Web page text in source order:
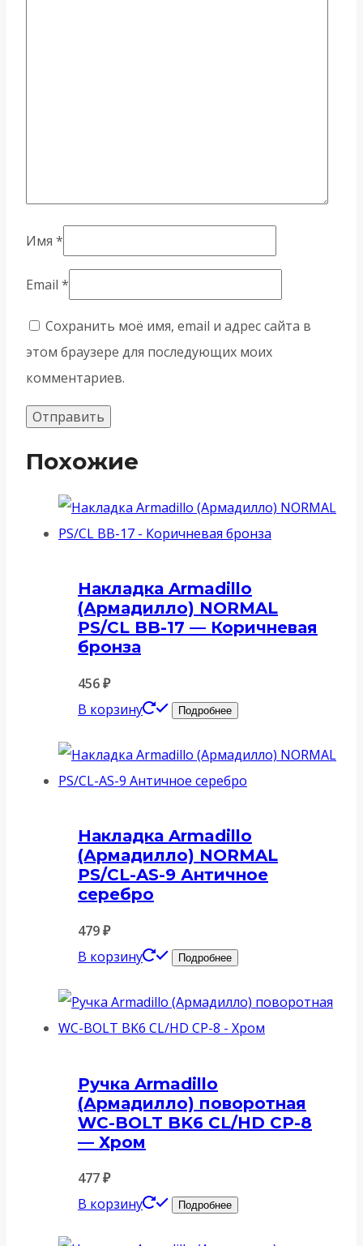
Имя *
Email *
Сохранить моё имя, email и адрес сайта в
этом браузере для последующих моих
комментариев.
Похожие
Накладка Armadillo
(Армадилло) NORMAL
PS/CL BB-17 — Коричневая
бронза
456₽
В корзину
Подробнее
Накладка Armadillo
(Армадилло) NORMAL
PS/CL-AS-9 Античное
серебро
479₽
В корзину
Подробнее
Ручка Armadillo
(Армадилло) поворотная
WC-BOLT BK6 CL/HD CP-8
— Хром
477₽
В корзину
Подробнее